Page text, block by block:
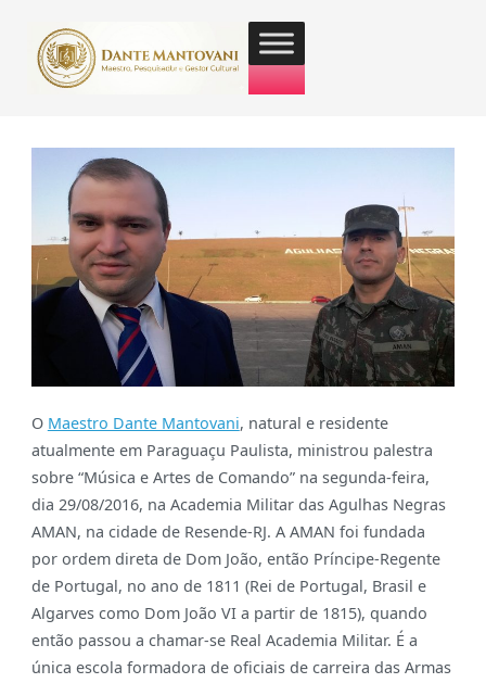
O Maestro Dante Mantovani, natural e residente
atualmente em Paraguaçu Paulista, ministrou palestra
sobre “Música e Artes de Comando” na segunda-feira,
dia 29/08/2016, na Academia Militar das Agulhas Negras
AMAN, na cidade de Resende-RJ. A AMAN foi fundada
por ordem direta de Dom João, então Príncipe-Regente
de Portugal, no ano de 1811 (Rei de Portugal, Brasil e
Algarves como Dom João VI a partir de 1815), quando
então passou a chamar-se Real Academia Militar. É a
única escola formadora de oficiais de carreira das Armas